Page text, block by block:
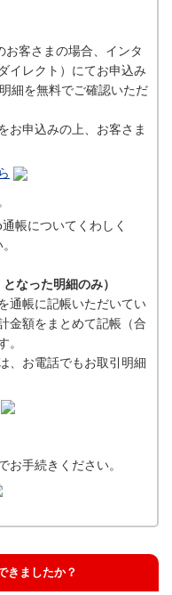
お客さまの場合、インタ
イレクト）にてお申込み
細を無料でご確認いただ
お申込みの上、お客さま
帳についてくわしく
なった明細のみ）
通帳に記帳いただいてい
金額をまとめて記帳（合
。
、お電話でもお取引明細
お手続きください。
きましたか？